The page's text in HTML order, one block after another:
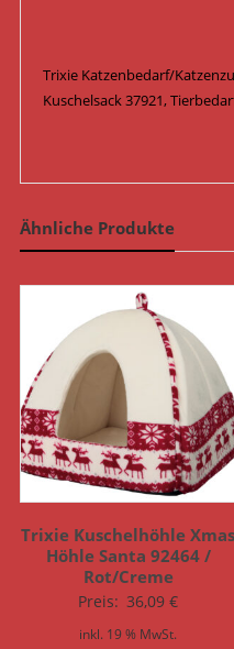
Trixie Katzenbedarf/
Kuschelsack 37921,
Ähnliche Produkte
Trixie Kuschelhöhle Xmas
Höhle Santa 92464 /
Rot/Creme
Preis: 36,09€
inkl. 19 % MwSt.